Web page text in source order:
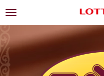
Toggle
navigation